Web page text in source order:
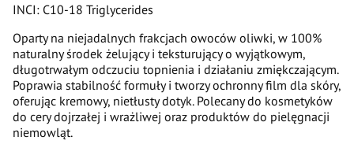
INCI: C10-18 Triglycerides
Oparty na niejadalnych frakcjach owoców oliwki, w 100%
naturalny środek żelujący i teksturujący o wyjątkowym,
długotrwałym odczuciu topnienia i działaniu zmiękczającym.
Poprawia stabilność formuły i tworzy ochronny film dla skóry,
oferując kremowy, nietłusty dotyk. Polecany do kosmetyków
do cery dojrzałej i wrażliwej oraz produktów do pielęgnacji
niemowląt.